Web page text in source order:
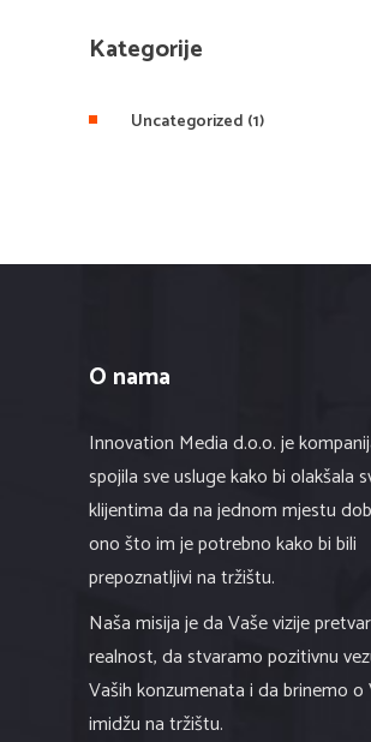
Kategorije
Uncategorized (1)
O nama
Innovation Media d.o.o. je
spojila sve usluge kako bi olakšala
klijentima da na jednom mjestu
ono što im je potrebno kako bi bili
prepoznatljivi na tržištu.
Naša misija je da Vaše vizije
realnost, da stvaramo pozitivnu
Vaših konzumenata i da brinemo o
imidžu na tržištu.